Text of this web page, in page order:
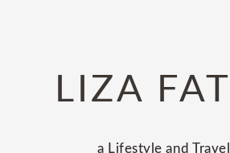
navigationLIZA
a Lifestyle and